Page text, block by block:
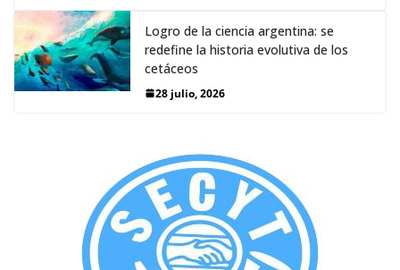
Logro de la ciencia argentina: se
redefine la historia evolutiva de los
cetáceos
28 julio, 2026